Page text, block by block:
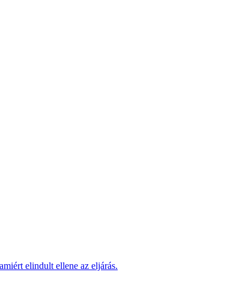
elindult ellene az eljárás.